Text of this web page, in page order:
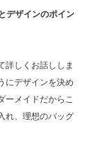
デザインのポイン
詳しくお話ししま
にデザインを決め
ーメイドだからこ
れ、理想のバッグ